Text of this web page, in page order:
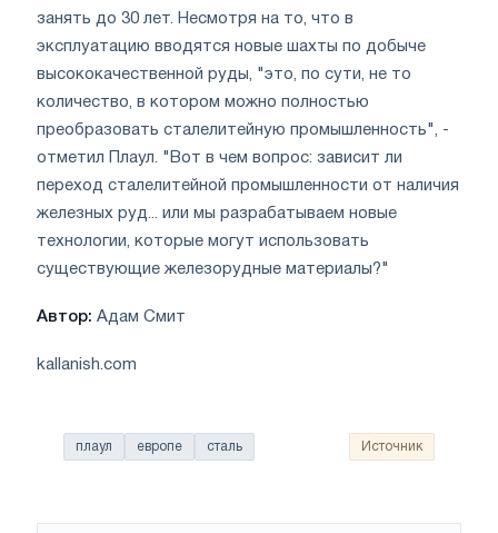
занять до 30 лет. Несмотря на то, что в
эксплуатацию вводятся новые шахты по добыче
высококачественной руды, "это, по сути, не то
количество, в котором можно полностью
преобразовать сталелитейную промышленность", -
отметил Плаул. "Вот в чем вопрос: зависит ли
переход сталелитейной промышленности от наличия
железных руд... или мы разрабатываем новые
технологии, которые могут использовать
существующие железорудные материалы?"
Автор: Адам Смит
kallanish.com
плаул европе сталь Источник